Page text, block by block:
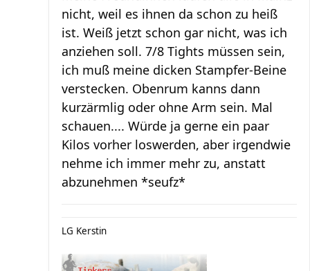
nicht, weil es ihnen da schon zu heiß
ist. Weiß jetzt schon gar nicht, was ich
anziehen soll. 7/8 Tights müssen sein,
ich muß meine dicken Stampfer-Beine
verstecken. Obenrum kanns dann
kurzärmlig oder ohne Arm sein. Mal
schauen.... Würde ja gerne ein paar
Kilos vorher loswerden, aber irgendwie
nehme ich immer mehr zu, anstatt
abzunehmen *seufz*
LG Kerstin